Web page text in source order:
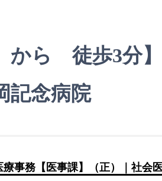
ら 徒歩3分】
念病院
事務【医事課】（正）｜社